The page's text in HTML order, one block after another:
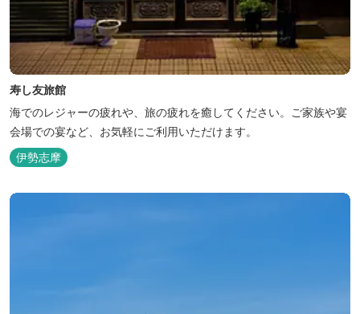
寿し友旅館
海でのレジャーの疲れや、旅の疲れを癒してください。ご家族や宴
会場での宴など、お気軽にご利用いただけます。
伊勢志摩